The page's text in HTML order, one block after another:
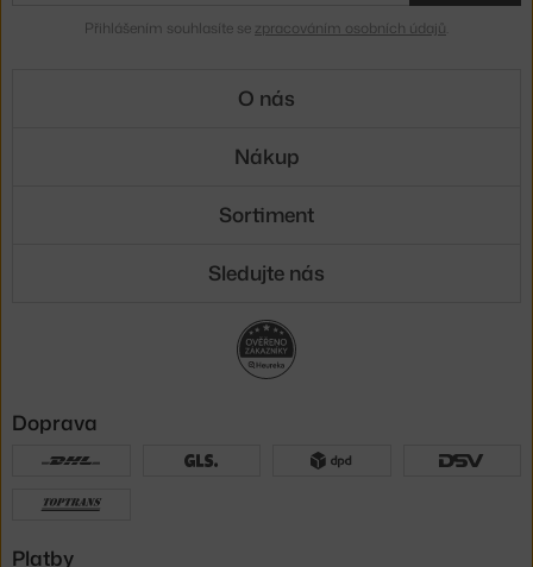
Přihlášením souhlasíte se zpracováním osobních údajů
O nás
Nákup
Sortiment
Sledujte nás
Doprava
Platby